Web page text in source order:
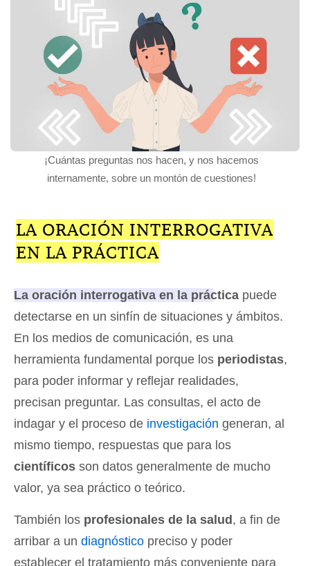
¡Cuántas preguntas nos hacen, y nos hacemos
internamente, sobre un montón de cuestiones!
LA ORACIÓN INTERROGATIVA
EN LA PRÁCTICA
La oración interrogativa en la práctica puede
detectarse en un sinfín de situaciones y ámbitos.
En los medios de comunicación, es una
herramienta fundamental porque los periodistas,
para poder informar y reflejar realidades,
precisan preguntar. Las consultas, el acto de
indagar y el proceso de investigación generan, al
mismo tiempo, respuestas que para los
científicos son datos generalmente de mucho
valor, ya sea práctico o teórico.
También los profesionales de la salud , a fin de
arribar a un diagnóstico preciso y poder
establecer el tratamiento más conveniente para